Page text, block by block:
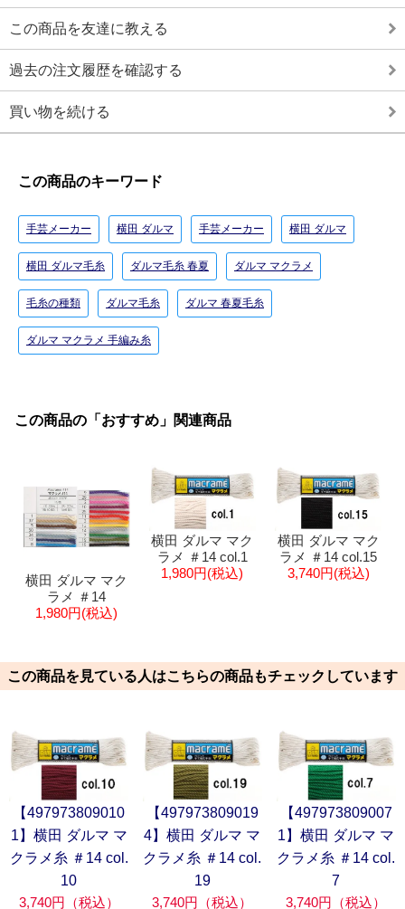
この商品を友達に教える
過去の注文履歴を確認する
買い物を続ける
この商品のキーワード
手芸メーカー 横田 ダルマ 手芸メーカー 横田 ダルマ
横田 ダルマ毛糸 ダルマ毛糸 春夏 ダルマ マクラメ
毛糸の種類 ダルマ毛糸 ダルマ 春夏毛糸
ダルマ マクラメ 手編み糸
この商品の「おすすめ」関連商品
横田 ダルマ マク
ラメ ＃14
1,980円(税込)
横田 ダルマ マク
ラメ ＃14 col.1
1,980円(税込)
横田 ダルマ マク
ラメ ＃14 col.15
3,740円(税込)
この商品を見ている人はこちらの商品もチェックしています
【497973809010
1】横田 ダルマ マ
クラメ糸 ＃14 col.
10
3,740円（税込）
【497973809019
4】横田 ダルマ マ
クラメ糸 ＃14 col.
19
3,740円（税込）
【497973809007
1】横田 ダルマ マ
クラメ糸 ＃14 col.
7
3,740円（税込）